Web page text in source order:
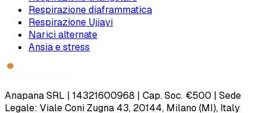
Respirazione diaframmatica
Respirazione Ujjayi
Narici alternate
Ansia e stress
Anapana SRL | 14321600968 | Cap. Soc. €500 | Sede
Legale: Viale Coni Zugna 43, 20144, Milano (MI), Italy